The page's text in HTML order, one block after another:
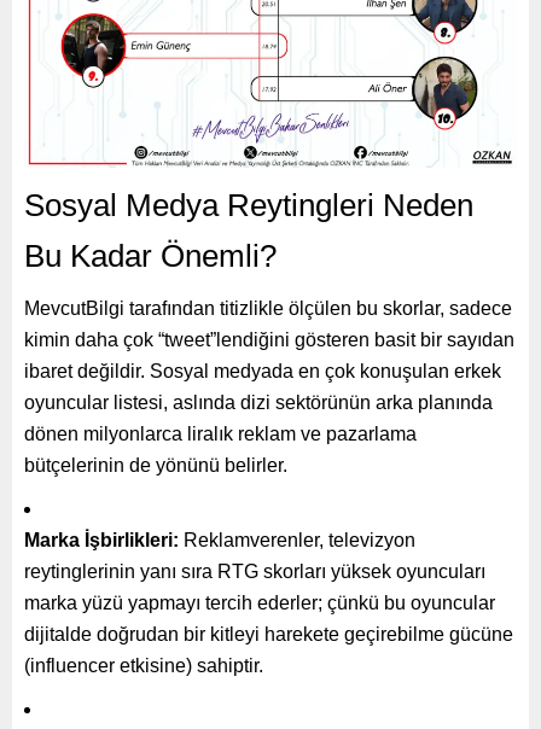
Sosyal Medya Reytingleri Neden
Bu Kadar Önemli?
MevcutBilgi tarafından titizlikle ölçülen bu skorlar, sadece
kimin daha çok “tweet”lendiğini gösteren basit bir sayıdan
ibaret değildir. Sosyal medyada en çok konuşulan erkek
oyuncular listesi, aslında dizi sektörünün arka planında
dönen milyonlarca liralık reklam ve pazarlama
bütçelerinin de yönünü belirler.
Marka İşbirlikleri: Reklamverenler, televizyon
reytinglerinin yanı sıra RTG skorları yüksek oyuncuları
marka yüzü yapmayı tercih ederler; çünkü bu oyuncular
dijitalde doğrudan bir kitleyi harekete geçirebilme gücüne
(influencer etkisine) sahiptir.